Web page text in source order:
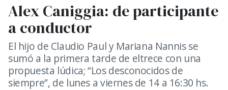
Alex Caniggia: de participante
a conductor
El hijo de Claudio Paul y Mariana Nannis se
sumó a la primera tarde de eltrece con una
propuesta lúdica; “Los desconocidos de
siempre”, de lunes a viernes de 14 a 16:30 hs.